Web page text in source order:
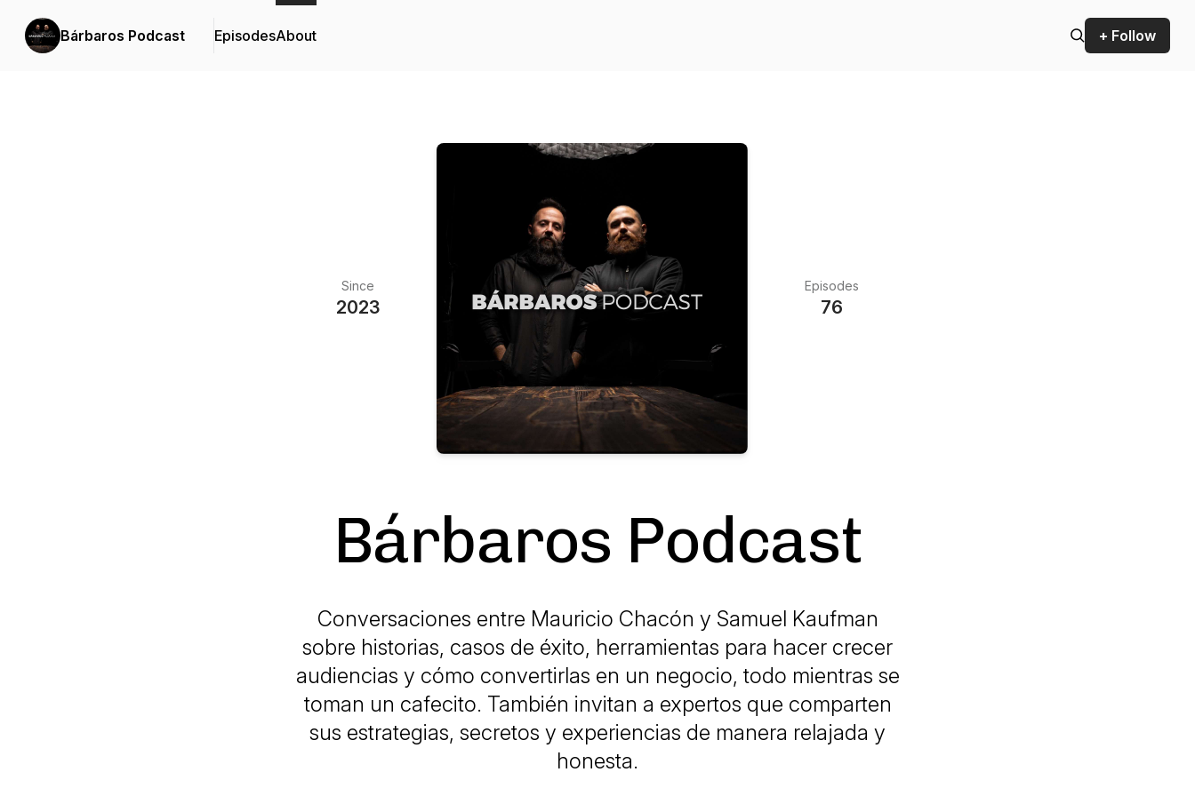
Bárbaros Podcast EpisodesAbout + Follow
Since
2023
Episodes
76
Bárbaros Podcast
Conversaciones entre Mauricio Chacón y Samuel Kaufman
sobre historias, casos de éxito, herramientas para hacer crecer
audiencias y cómo convertirlas en un negocio, todo mientras se
toman un cafecito. También invitan a expertos que comparten
sus estrategias, secretos y experiencias de manera relajada y
honesta.